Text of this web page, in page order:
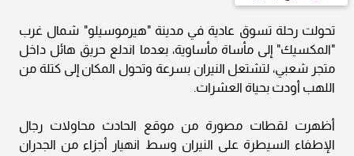
تحولت رحلة تسوق عادية في مدينة "هيرموسيلو" شمال غرب
"المكسيك" إلى مأساة مأساوية، بعدما اندلع حريق هائل داخل
متجر شعبي، لتشتعل النيران بسرعة وتحول المكان إلى كتلة من
اللهب أودت بحياة العشرات.
أظهرت لقطات مصورة من موقع الحادث محاولات رجال
الإطفاء السيطرة على النيران وسط انهيار أجزاء من الجدران